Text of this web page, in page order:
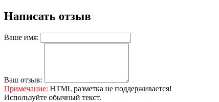
Написать отзыв
Ваше имя:
Ваш отзыв:
Примечание: HTML разметка не поддерживается!
Используйте обычный текст.